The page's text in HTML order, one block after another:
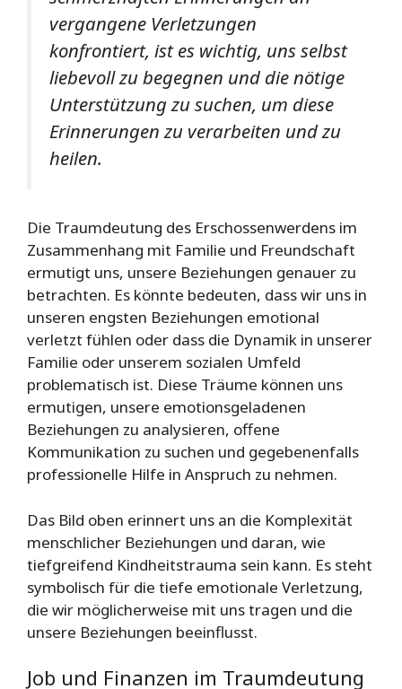
vergangene Verletzungen
konfrontiert, ist es wichtig, uns selbst
liebevoll zu begegnen und die nötige
Unterstützung zu suchen, um diese
Erinnerungen zu verarbeiten und zu
heilen.
Die Traumdeutung des Erschossenwerdens im
Zusammenhang mit Familie und Freundschaft
ermutigt uns, unsere Beziehungen genauer zu
betrachten. Es könnte bedeuten, dass wir uns in
unseren engsten Beziehungen emotional
verletzt fühlen oder dass die Dynamik in unserer
Familie oder unserem sozialen Umfeld
problematisch ist. Diese Träume können uns
ermutigen, unsere emotionsgeladenen
Beziehungen zu analysieren, offene
Kommunikation zu suchen und gegebenenfalls
professionelle Hilfe in Anspruch zu nehmen.
Das Bild oben erinnert uns an die Komplexität
menschlicher Beziehungen und daran, wie
tiefgreifend Kindheitstrauma sein kann. Es steht
symbolisch für die tiefe emotionale Verletzung,
die wir möglicherweise mit uns tragen und die
unsere Beziehungen beeinflusst.
Job und Finanzen im Traumdeutung